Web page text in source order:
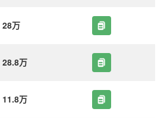
28万
28.8万
11.8万